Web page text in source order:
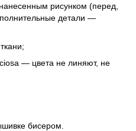
рисунком (перед,
детали —
— цвета не линяют, не
бисером.